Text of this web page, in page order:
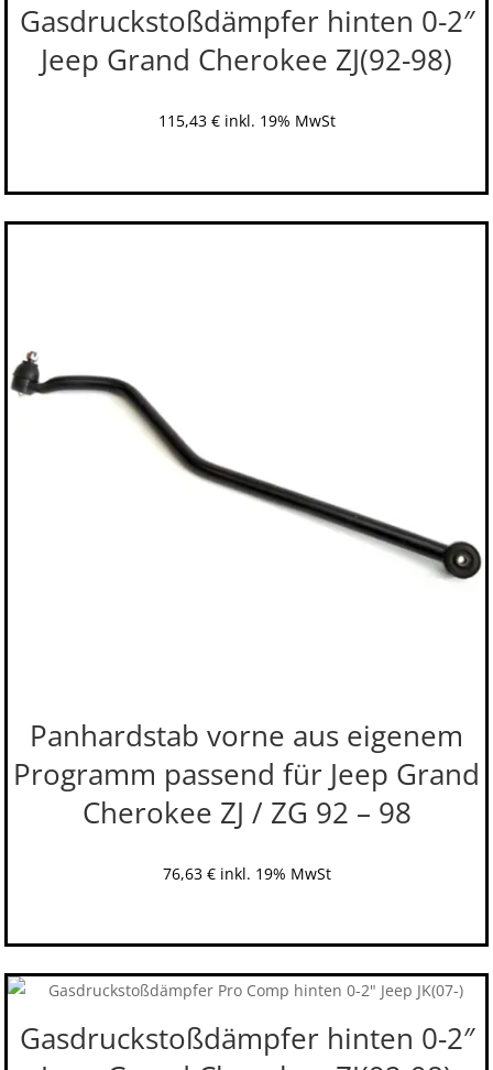
Gasdruckstoßdämpfer hinten 0-2″
Jeep Grand Cherokee ZJ(92-98)
115,43 € inkl. 19% MwSt
Panhardstab vorne aus eigenem
Programm passend für Jeep Grand
Cherokee ZJ / ZG 92 – 98
76,63 € inkl. 19% MwSt
Gasdruckstoßdämpfer hinten 0-2″